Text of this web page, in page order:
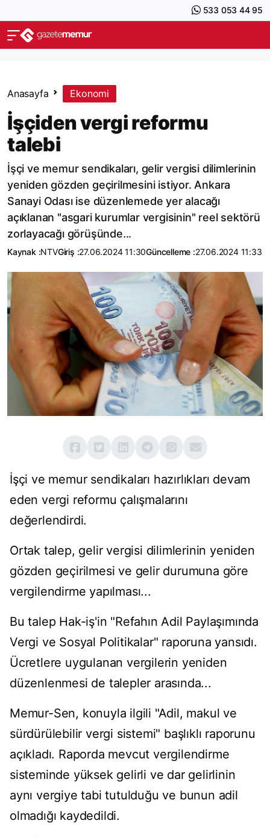
533 053 44 95
Anasayfa Ekonomi
İşçiden vergi reformu
talebi
İşçi ve memur sendikaları, gelir vergisi dilimlerinin
yeniden gözden geçirilmesini istiyor. Ankara
Sanayi Odası ise düzenlemede yer alacağı
açıklanan "asgari kurumlar vergisinin" reel sektörü
zorlayacağı görüşünde...
Kaynak :NTVGiriş :27.06.2024 11:30Güncelleme :27.06.2024 11:33
İşçi ve memur sendikaları hazırlıkları devam
eden vergi reformu çalışmalarını
değerlendirdi.
Ortak talep, gelir vergisi dilimlerinin yeniden
gözden geçirilmesi ve gelir durumuna göre
vergilendirme yapılması...
Bu talep Hak-iş'in "Refahın Adil Paylaşımında
Vergi ve Sosyal Politikalar" raporuna yansıdı.
Ücretlere uygulanan vergilerin yeniden
düzenlenmesi de talepler arasında...
Memur-Sen, konuyla ilgili "Adil, makul ve
sürdürülebilir vergi sistemi" başlıklı raporunu
açıkladı. Raporda mevcut vergilendirme
sisteminde yüksek gelirli ve dar gelirlinin
aynı vergiye tabi tutulduğu ve bunun adil
olmadığı kaydedildi.